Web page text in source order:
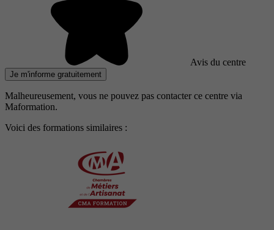
Avis du centre
Je m'informe gratuitement
Malheureusement, vous ne pouvez pas contacter ce centre via
Maformation.
Voici des formations similaires :